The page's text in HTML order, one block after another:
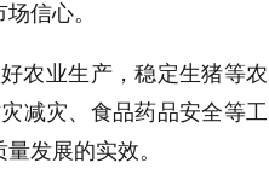
信心。
农业生产，稳定生猪等农
减灾、食品药品安全等工
发展的实效。